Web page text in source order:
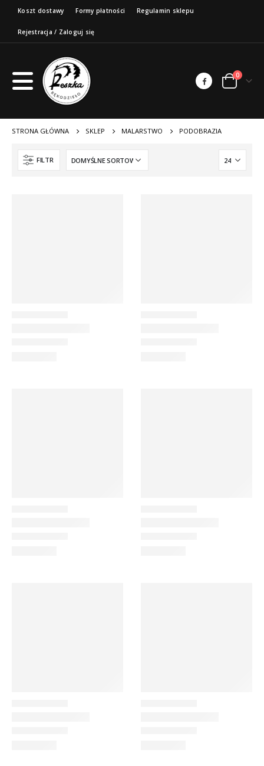
Koszt dostawy Formy płatności Regulamin sklepu
Rejestracja / Zaloguj się
0
STRONA GŁÓWNA SKLEP MALARSTWO PODOBRAZIA
FILTR